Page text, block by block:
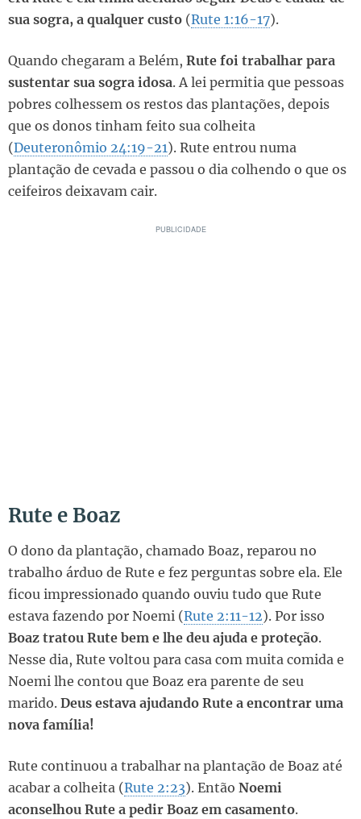
sua sogra, a qualquer custo (Rute 1:16-17).
Quando chegaram a Belém, Rute foi trabalhar para
sustentar sua sogra idosa. A lei permitia que pessoas
pobres colhessem os restos das plantações, depois
que os donos tinham feito sua colheita
(Deuteronômio 24:19-21). Rute entrou numa
plantação de cevada e passou o dia colhendo o que os
ceifeiros deixavam cair.
Rute e Boaz
O dono da plantação, chamado Boaz, reparou no
trabalho árduo de Rute e fez perguntas sobre ela. Ele
ficou impressionado quando ouviu tudo que Rute
estava fazendo por Noemi (Rute 2:11-12). Por isso
Boaz tratou Rute bem e lhe deu ajuda e proteção.
Nesse dia, Rute voltou para casa com muita comida e
Noemi lhe contou que Boaz era parente de seu
marido. Deus estava ajudando Rute a encontrar uma
nova família!
Rute continuou a trabalhar na plantação de Boaz até
acabar a colheita (Rute 2:23). Então Noemi
aconselhou Rute a pedir Boaz em casamento.